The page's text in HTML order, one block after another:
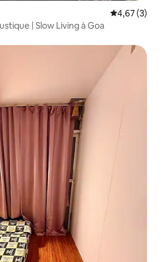
Évaluation
4,67 (3)
| Slow Living à Goa